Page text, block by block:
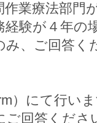
業療法部門
経験が４年の
み、ご回答く
）にて行い
ご回答くださ